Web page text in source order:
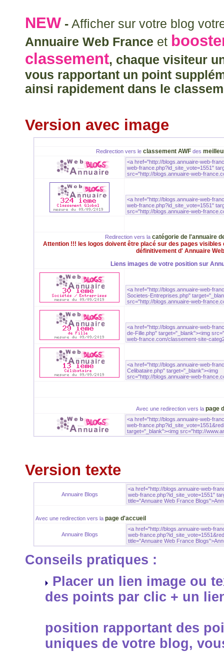
NEW - Afficher sur votre blog
Annuaire Web France et
classement, chaque visiteur
vous rapportant un point
ainsi rapidement dans le
Version avec image
Redirection vers le classement AWF des
Redirection vers la catégorie de l'annuaire
Attention !!! les logos doivent être placé sur des pages
définitivement d' Annuaire
Liens images de votre position sur
Avec une redirection vers la page
Version texte
Annuaire Blogs
Avec une redirection vers la page d'accueil
Annuaire Blogs
Conseils pratiques :
Placer un lien image ou
des points par clic + un
position rapportant des
uniques de votre blog,